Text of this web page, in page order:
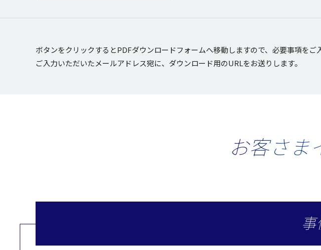
ボタンをクリックするとPDFダウンロードフォームへ移動しますので、必要事項をご
ご入力いただいたメールアドレス宛に、ダウンロード用のURLをお送りします。
お客さま